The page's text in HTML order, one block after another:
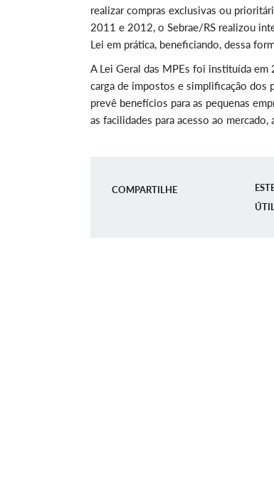
realizar compras exclusivas ou
2011 e 2012, o Sebrae/RS realizou
Lei em prática, beneficiando, dessa
A Lei Geral das MPEs foi instituída
carga de impostos e simplificação dos
prevê benefícios para as pequenas
as facilidades para acesso ao
COMPARTILHE